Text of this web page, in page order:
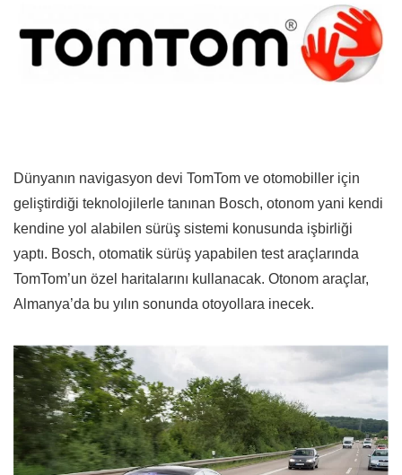
Dünyanın navigasyon devi TomTom ve otomobiller için
geliştirdiği teknolojilerle tanınan Bosch, otonom yani kendi
kendine yol alabilen sürüş sistemi konusunda işbirliği
yaptı. Bosch, otomatik sürüş yapabilen test araçlarında
TomTom’un özel haritalarını kullanacak. Otonom araçlar,
Almanya’da bu yılın sonunda otoyollara inecek.